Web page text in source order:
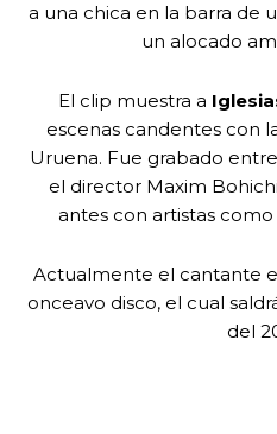
a una chica en la barra de
un alocado
El clip muestra a
escenas candentes con
Uruena. Fue grabado
el director Maxim
antes con artistas como
Actualmente el cantante
onceavo disco, el cual
del